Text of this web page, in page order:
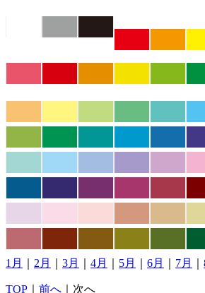
1月 2月 3月 4月 5月 6月 7月
TOP 前へ ｜次へ